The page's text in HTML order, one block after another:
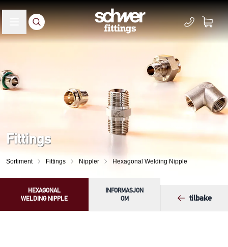
Fittings
Sortiment Fittings Nippler Hexagonal Welding Nipple
HEXAGONAL
WELDING NIPPLE
INFORMASJON
OM
tilbake